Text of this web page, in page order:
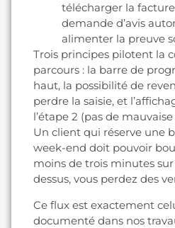
télécharger la
demande d’avis
alimenter la preuve
Trois principes pilotent la
parcours : la barre de
haut, la possibilité de
perdre la saisie, et
l’étape 2 (pas de
Un client qui réserve une
week-end doit pouvoir
moins de trois minutes
dessus, vous perdez des
Ce flux est exactement
documenté dans nos